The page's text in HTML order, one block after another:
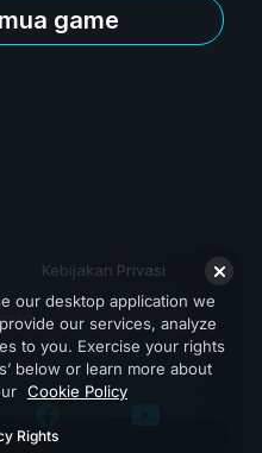
game
Kebijakan Privasi
our desktop application we
our services, analyze
to you. Exercise your rights
below or learn more about
Cookie Policy
Rights